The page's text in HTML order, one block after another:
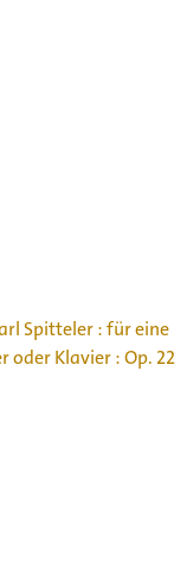
Spitteler : für eine
oder Klavier : Op. 22